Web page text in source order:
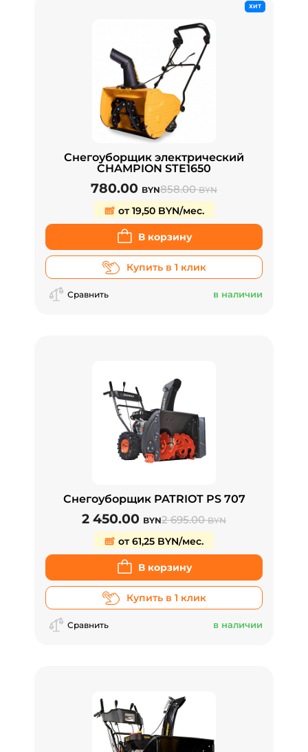
ХИТ
Снегоуборщик электрический
CHAMPION STE1650
780.00 BYN858.00BYN
от 19,50 BYN/мес.
В корзину
Купить в 1 клик
Сравнить в наличии
Снегоуборщик PATRIOT PS 707
2 450.00 BYN2 695.00BYN
от 61,25 BYN/мес.
В корзину
Купить в 1 клик
Сравнить в наличии